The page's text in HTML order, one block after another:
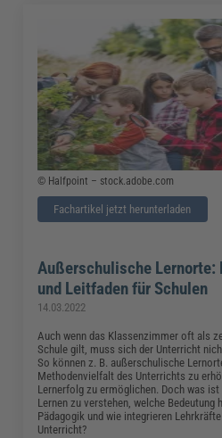
© Halfpoint – stock.adobe.com
Fachartikel jetzt herunterladen
Außerschulische
und Leitfaden für Schulen
14.03.2022
Auch wenn das Klassenzimmer oft als
Schule gilt, muss sich der Unterricht
So können z. B. außerschulische
Methodenvielfalt des Unterrichts zu
Lernerfolg zu ermöglichen. Doch was
Lernen zu verstehen, welche Bedeutung
Pädagogik und wie integrieren
Unterricht?